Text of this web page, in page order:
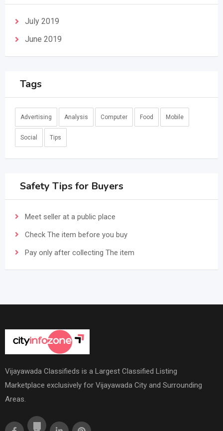
July 2019
June 2019
Tags
Advertising Analysis Computer Food Mobile
Social Tips
Safety Tips for Buyers
Meet seller at a public place
Check The item before you buy
Pay only after collecting The item
Vijayawada Classifieds is a Largest Classified Listing
Marketplace exclusively for Vijayawada City and Surrounding
Areas.